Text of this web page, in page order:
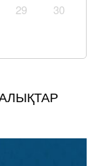
29
30